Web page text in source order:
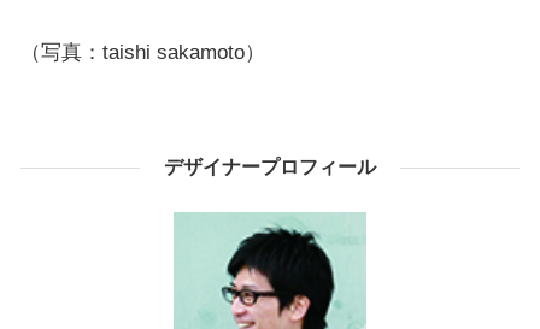
（写真：taishi sakamoto）
デザイナープロフィール